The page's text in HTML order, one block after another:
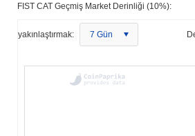
FIST CAT Geçmiş Market Derinliği (10%):
yakınlaştırmak: 7 Gün